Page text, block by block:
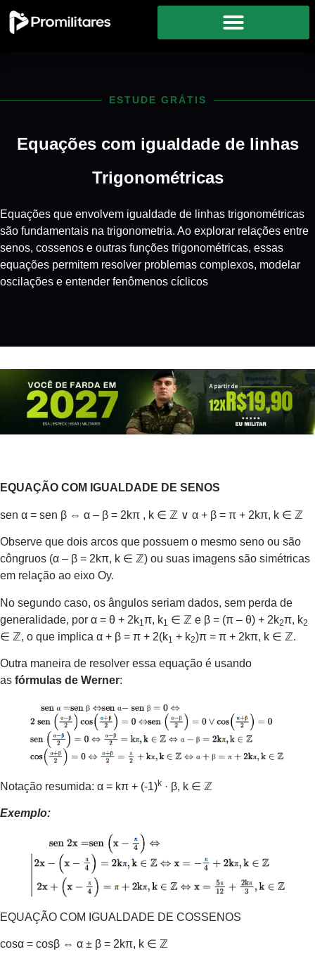
ESTUDE GRÁTIS
Equações com igualdade de linhas
Trigonométricas
Equações que envolvem igualdade de linhas trigonométricas
são fundamentais na trigonometria. Ao explorar relações entre
senos, cossenos e outras funções trigonométricas, essas
equações permitem resolver problemas complexos, modelar
oscilações e entender fenômenos cíclicos
EQUAÇÃO COM IGUALDADE DE SENOS
sen α = sen β ⇔ α – β = 2kπ , k ∈ ℤ ∨ α + β = π + 2kπ, k ∈ ℤ
Observe que dois arcos que possuem o mesmo seno ou são
côngruos (α – β = 2kπ, k ∈ ℤ) ou suas imagens são simétricas
em relação ao eixo Oy.
No segundo caso, os ângulos seriam dados, sem perda de
generalidade, por α = θ + 2k1 π, k1 ∈ ℤ e β = (π – θ) + 2k2π, k2
∈ ℤ, o que implica α + β = π + 2(k1 + k2)π = π + 2kπ, k ∈ ℤ.
Outra maneira de resolver essa equação é usando
as fórmulas de Werner:
Notação resumida: α = kπ + (-1)k · β, k ∈ ℤ
Exemplo:
EQUAÇÃO COM IGUALDADE DE COSSENOS
cosα = cosβ ⇔ α ± β = 2kπ, k ∈ ℤ